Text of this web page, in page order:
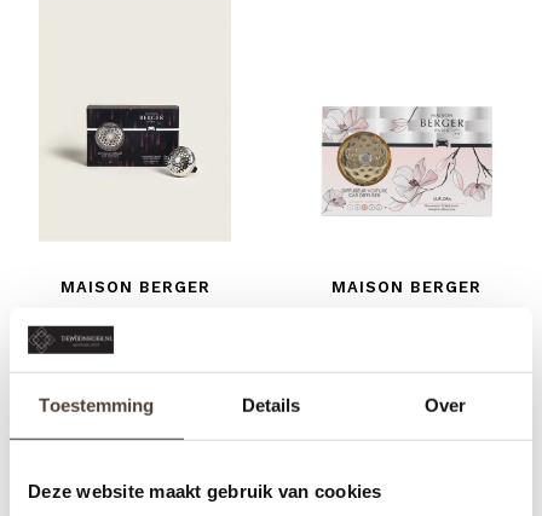
Toestemming Details Over
Deze website maakt gebruik van cookies
MAISON BERGER
COLLECTIE VARIATION -
VELVET OF ORIENT
€16,95
MAISON BERGER
LILIFLORA